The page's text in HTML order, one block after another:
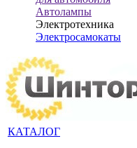
Автолампы
Электротехника
Электросамокаты
КАТАЛОГ